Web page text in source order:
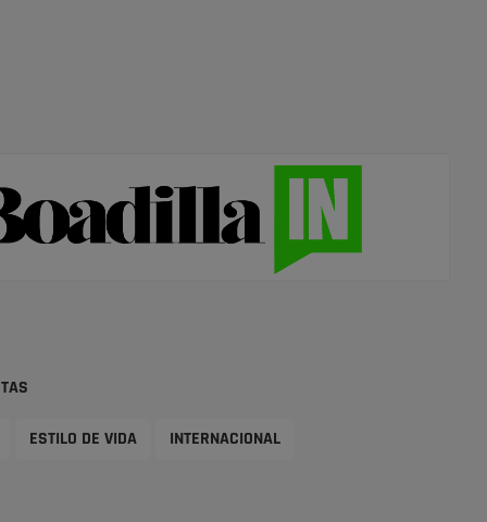
ESTILO DE VIDA INTERNACIONAL